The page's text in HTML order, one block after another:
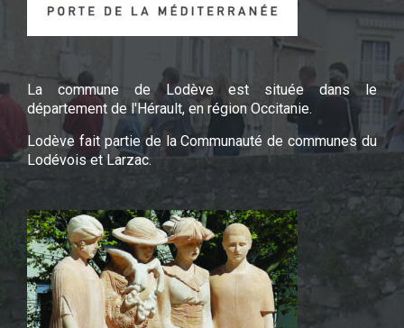
La commune de Lodève est située dans le
département de l'Hérault, en région Occitanie.
Lodève fait partie de la Communauté de communes du
Lodévois et Larzac.